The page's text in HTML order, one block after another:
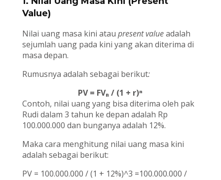
Value)
Nilai uang masa kini atau present valueadalah
sejumlah uang pada kini yang akan diterima di
masa depan.
Rumusnya adalah sebagai berikut:
PV = FVₙ / (1 + r)ⁿ
Contoh, nilai uang yang bisa diterima oleh pak
Rudi dalam 3 tahun ke depan adalah Rp
100.000.000 dan bunganya adalah 12%.
Maka cara menghitung nilai uang masa kini
adalah sebagai berikut:
PV = 100.000.000 / (1 + 12%)^3 =100.000.000 /